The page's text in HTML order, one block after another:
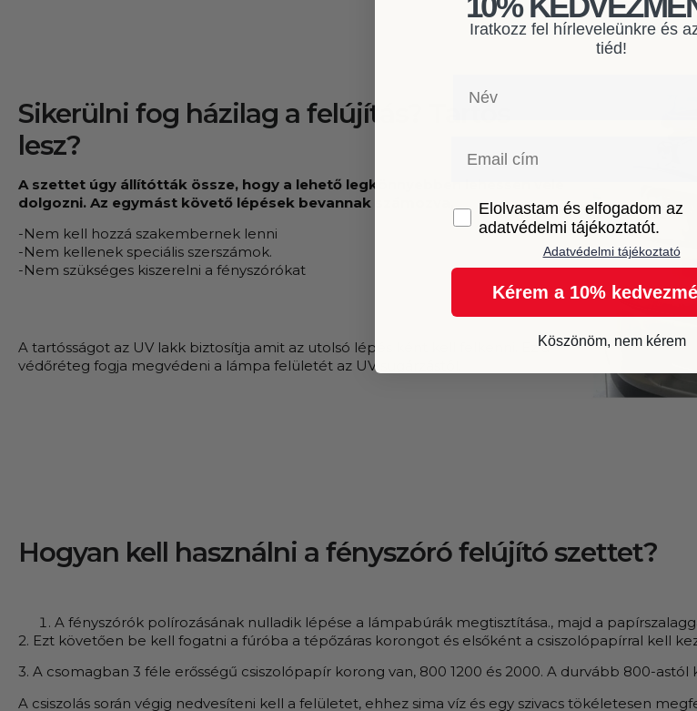
Sikerülni fog házilag a felújítás? Tartós
lesz?
A szettet úgy állítótták össze, hogy a lehető legkönnyebben lehessen vele
dolgozni. Az egymást követő lépések bevannak számozva.
-Nem kell hozzá szakembernek lenni
-Nem kellenek speciális szerszámok.
-Nem szükséges kiszerelni a fényszórókat
A tartósságot az UV lakk biztosítja amit az utolsó lépés ként kell felkenni. Ez a
védőréteg fogja megvédeni a lámpa felületét az UV sugárzástól.
Hogyan kell használni a fényszóró felújító szettet?
A fényszórók polírozásának nulladik lépése a lámpabúrák megtisztítása., majd a
2. Ezt követően be kell fogatni a fúróba a tépőzáras korongot és elsőként a csiszolópapírral kell
3. A csomagban 3 féle erősségű csiszolópapír korong van, 800 1200 és 2000. A durvább 800-
A csiszolás során végig nedvesíteni kell a felületet, ehhez sima víz és egy szivacs tökéletesen
Iratkozz fel hírleveleünkre és
tiéd!
GDPRElolvastam és elfogadom az
adatvédelmi tájékoztatót.
Adatvédelmi tájékoztató
Kérem a 10%
Köszönöm, nem kérem